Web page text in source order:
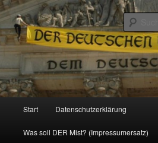
Reizzentrum
Politik, Wirtschaft, Soziales und Gesellschaft
Zum
Inhalt
Start Datenschutzerklärung
Was soll DER Mist? (Impressumersatz)